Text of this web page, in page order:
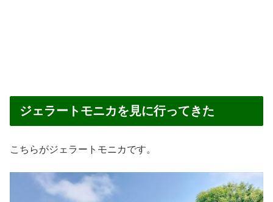
ジェラートモニカを見に行ってきた
こちらがジェラートモニカです。